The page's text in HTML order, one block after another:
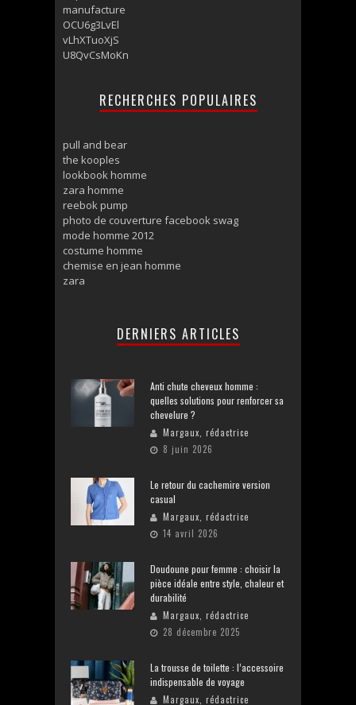
manufacture
OCU6g3LvEl
vLhXTuoXjS
U8QvCsMoKn
RECHERCHES POPULAIRES
pull and bear
the kooples
lookbook homme
zara homme
reebok pump
photo de couverture facebook swag
mode homme 2012
costume homme
chemise en jean homme
zara
DERNIERS ARTICLES
Anti chute cheveux homme :
quelles solutions pour renforcer sa
chevelure ?
Margaux, rédactrice
8 juin 2026
Le retour du cachemire version
casual
Margaux, rédactrice
14 avril 2026
Doudoune pour femme : choisir la
pièce idéale entre style, chaleur et
durabilité
Margaux, rédactrice
28 décembre 2025
La trousse de toilette : l’accessoire
indispensable de voyage
Margaux, rédactrice